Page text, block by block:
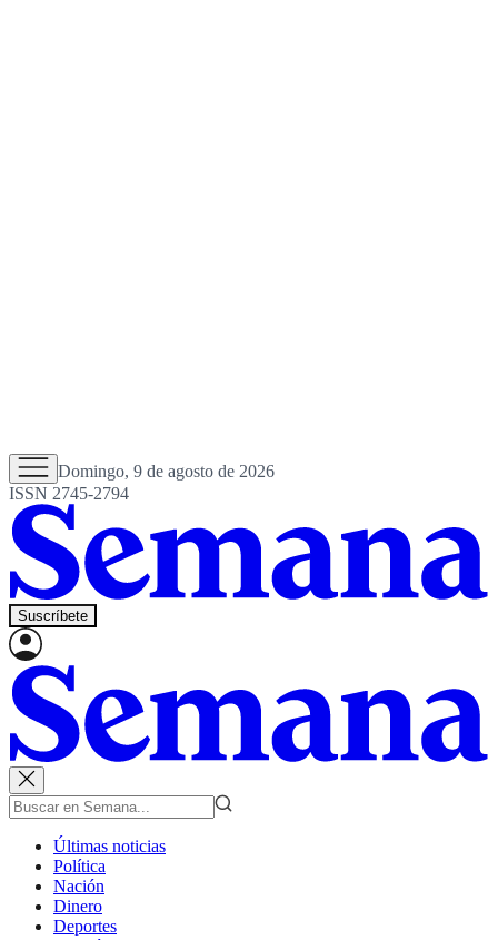
Domingo, 9 de agosto de 2026
ISSN 2745-2794
Suscríbete
Últimas noticias
Política
Nación
Dinero
Deportes